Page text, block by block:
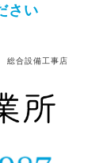
さい
総合設備工事店